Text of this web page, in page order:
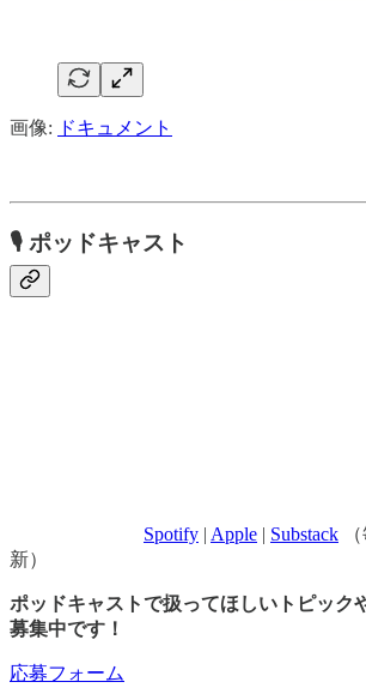
画像: ドキュメント
🎙 ポッドキャスト
Spotify | Apple | Substack
新）
ポッドキャストで扱ってほしいトピック
募集中です！
応募フォーム